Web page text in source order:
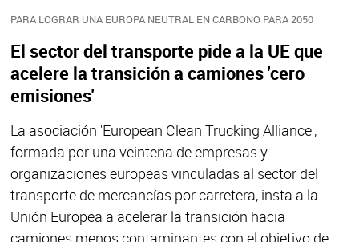
PARA LOGRAR UNA EUROPA NEUTRAL EN CARBONO PARA 2050
El sector del transporte pide a la UE que
acelere la transición a camiones 'cero
emisiones'
La asociación 'European Clean Trucking Alliance',
formada por una veintena de empresas y
organizaciones europeas vinculadas al sector del
transporte de mercancías por carretera, insta a la
Unión Europea a acelerar la transición hacia